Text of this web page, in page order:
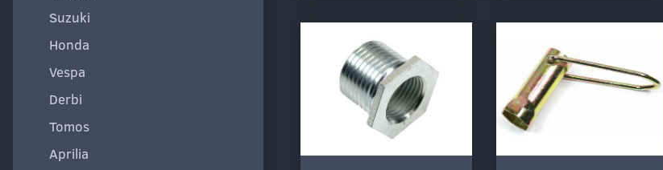
Suzuki
Honda
Vespa
Derbi
Tomos
Aprilia